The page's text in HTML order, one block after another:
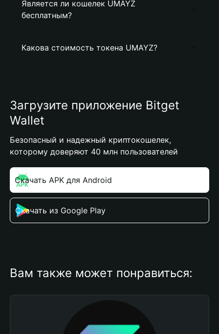
Является ли кошелек UMAYZ
бесплатным?
Какова стоимость токена UMAYZ?
Загрузите приложение Bitget
Wallet
Безопасный и надежный криптокошелек,
которому доверяют 40 млн пользователей
Скачать APK для Android
Скачать из Google Play
Вам также может понравиться: